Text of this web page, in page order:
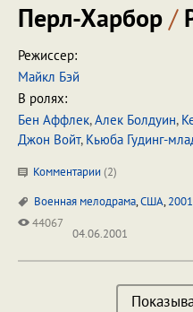
Перл-Харбор/
Режиссер:
Майкл Бэй
В ролях:
Бен Аффлек,Алек Болдуин,
Джон Войт, Кьюба Гудинг-
Комментарии (2)
Военная мелодрама,США,2001
44067
04.06.2001